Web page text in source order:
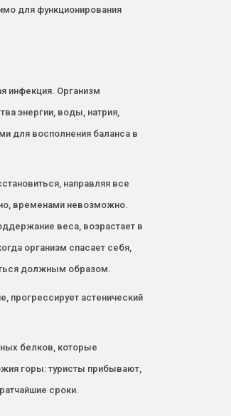
для функционирования
инфекция. Организм
энергии, воды, натрия,
для восполнения баланса в
направляя все
временами невозможно.
веса, возрастает в
организм спасает себя,
должным образом.
прогрессирует астенический
белков, которые
горы: туристы прибывают,
сроки.